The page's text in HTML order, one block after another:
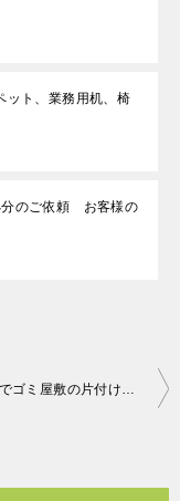
ット、業務用机、椅
分のご依頼 お客様の
千葉市までゴミ屋敷の片付けご依頼のお客さまの声